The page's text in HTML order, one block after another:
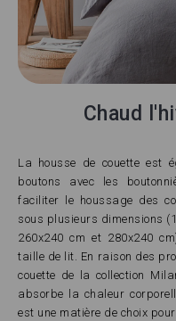
Chaud
La housse de couette est
boutons avec les
faciliter le houssage des
sous plusieurs dimensions
260x240 cm et 280x240
taille de lit. En raison des
couette de la collection
absorbe la chaleur
est une matière de choix